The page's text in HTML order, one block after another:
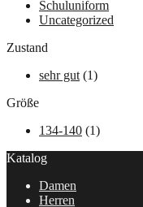
Schuluniform
Uncategorized
Zustand
sehr gut (1)
Größe
134-140 (1)
Katalog
Damen
Herren